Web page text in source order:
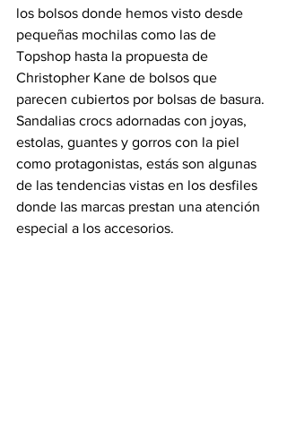
los bolsos donde hemos visto desde
pequeñas mochilas como las de
Topshop hasta la propuesta de
Christopher Kane de bolsos que
parecen cubiertos por bolsas de basura.
Sandalias crocs adornadas con joyas,
estolas, guantes y gorros con la piel
como protagonistas, estás son algunas
de las tendencias vistas en los desfiles
donde las marcas prestan una atención
especial a los accesorios.